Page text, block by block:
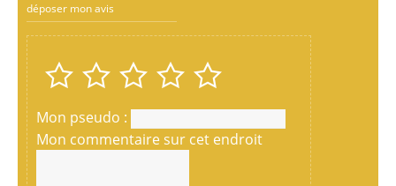
déposer mon avis
Mon pseudo :
Mon commentaire sur cet endroit